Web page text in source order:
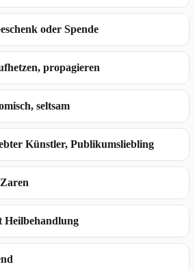
oder Spende
propagieren
seltsam
Künstler, Publikumsliebling
Heilbehandlung